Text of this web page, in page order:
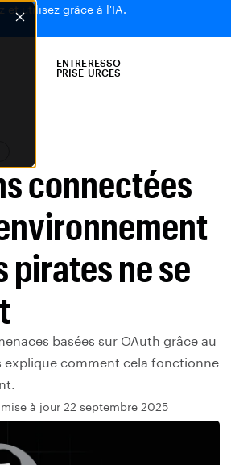
et utilisez grâce à l'IA.
ENTRE
PRISE
RESSO
URCES
connectées
pirates ne se
basées sur OAuth grâce au
explique comment cela fonctionne
à jour 22 septembre 2025